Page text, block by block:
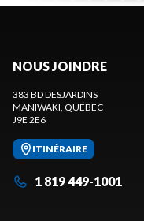
NOUS JOINDRE
383 BD DESJARDINS
MANIWAKI , QUÉBEC
J9E 2E6
ITINÉRAIRE
1 819 449-1001